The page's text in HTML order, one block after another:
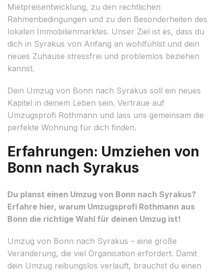
Mietpreisentwicklung, zu den rechtlichen
Rahmenbedingungen und zu den Besonderheiten des
lokalen Immobilienmarktes. Unser Ziel ist es, dass du
dich in Syrakus von Anfang an wohlfühlst und dein
neues Zuhause stressfrei und problemlos beziehen
kannst.
Dein Umzug von Bonn nach Syrakus soll ein neues
Kapitel in deinem Leben sein. Vertraue auf
Umzugsprofi Rothmann und lass uns gemeinsam die
perfekte Wohnung für dich finden.
Erfahrungen: Umziehen von
Bonn nach Syrakus
Du planst einen Umzug von Bonn nach Syrakus?
Erfahre hier, warum Umzugsprofi Rothmann aus
Bonn die richtige Wahl für deinen Umzug ist!
Umzug von Bonn nach Syrakus – eine große
Veränderung, die viel Organisation erfordert. Damit
dein Umzug reibungslos verläuft, brauchst du einen